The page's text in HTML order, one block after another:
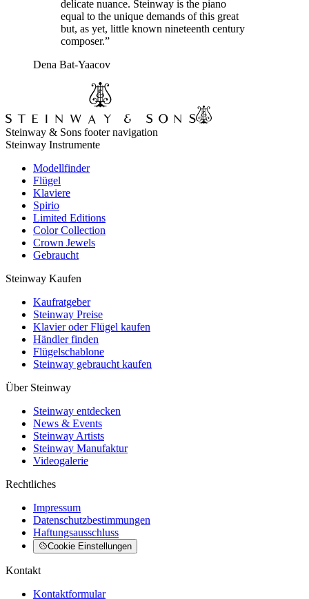
delicate nuance. Steinway is the piano
equal to the unique demands of this great
but, as yet, little known nineteenth century
composer.”
Dena Bat-Yaacov
Steinway & Sons footer navigation
Steinway Instrumente
Modellfinder
Flügel
Klaviere
Spirio
Limited Editions
Color Collection
Crown Jewels
Gebraucht
Steinway Kaufen
Kaufratgeber
Steinway Preise
Klavier oder Flügel kaufen
Händler finden
Flügelschablone
Steinway gebraucht kaufen
Über Steinway
Steinway entdecken
News & Events
Steinway Artists
Steinway Manufaktur
Videogalerie
Rechtliches
Impressum
Datenschutzbestimmungen
Haftungsausschluss
Cookie Einstellungen
Kontakt
Kontaktformular